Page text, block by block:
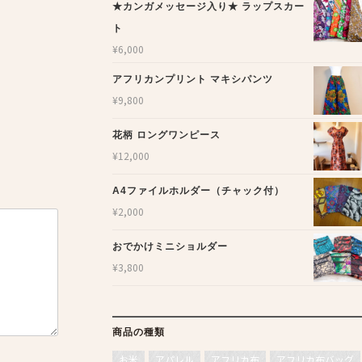
★カンガメッセージ入り★ ラップスカー
ト
¥6,000
アフリカンプリント マキシパンツ
¥9,800
花柄 ロングワンピース
¥12,000
A4ファイルホルダー（チャック付）
¥2,000
おでかけミニショルダー
¥3,800
商品の種類
お米 アパレル アフリカ布 アフリカ布バッグ